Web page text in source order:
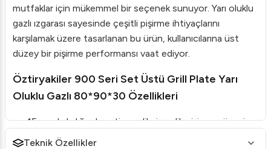
mutfaklar için mükemmel bir seçenek sunuyor. Yarı oluklu
gazlı ızgarası sayesinde çeşitli pişirme ihtiyaçlarını
karşılamak üzere tasarlanan bu ürün, kullanıcılarına üst
düzey bir pişirme performansı vaat ediyor.
Öztiryakiler 900 Seri Set Üstü Grill Plate Yarı
Oluklu Gazlı 80*90*30 Özellikleri
15 mm kalınlığında satine edilmiş çelik pişirme yüzeyi,
üstün ısı iletkenliği ve dayanıklılık sunar.
Teknik Özellikler